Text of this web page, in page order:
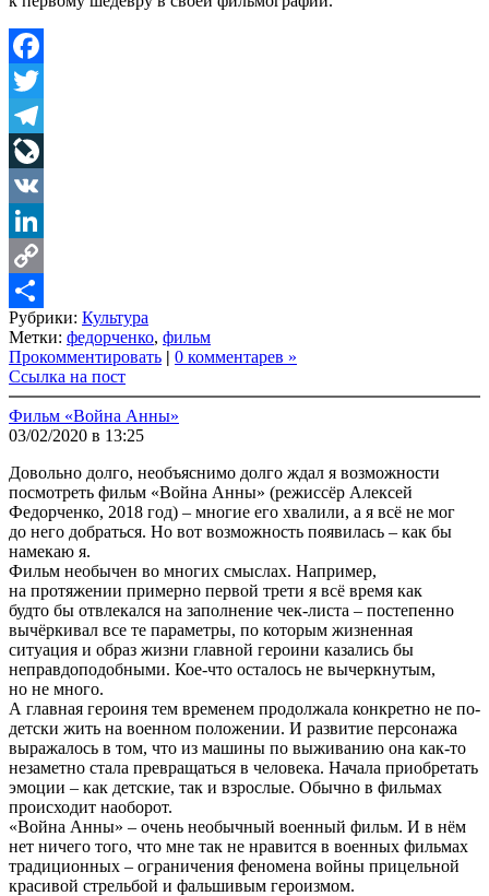
Facebook
Twitter
Telegram
LiveJournal
VK
LinkedIn
Copy
Link
Share
Рубрики: Культура
Метки: федорченко, фильм
Прокомментировать | 0 комментарев »
Ссылка на пост
Фильм «Война Анны»
03/02/2020 в 13:25
Довольно долго, необъяснимо долго ждал я возможности
посмотреть фильм «Война Анны» (режиссёр Алексей
Федорченко, 2018 год) – многие его хвалили, а я всё не мог
до него добраться. Но вот возможность появилась – как бы
намекаю я.
Фильм необычен во многих смыслах. Например,
на протяжении примерно первой трети я всё время как
будто бы отвлекался на заполнение чек-листа – постепенно
вычёркивал все те параметры, по которым жизненная
ситуация и образ жизни главной героини казались бы
неправдоподобными. Кое-что осталось не вычеркнутым,
но не много.
А главная героиня тем временем продолжала конкретно не по-
детски жить на военном положении. И развитие персонажа
выражалось в том, что из машины по выживанию она как-то
незаметно стала превращаться в человека. Начала приобретать
эмоции – как детские, так и взрослые. Обычно в фильмах
происходит наоборот.
«Война Анны» – очень необычный военный фильм. И в нём
нет ничего того, что мне так не нравится в военных фильмах
традиционных – ограничения феномена войны прицельной
красивой стрельбой и фальшивым героизмом.